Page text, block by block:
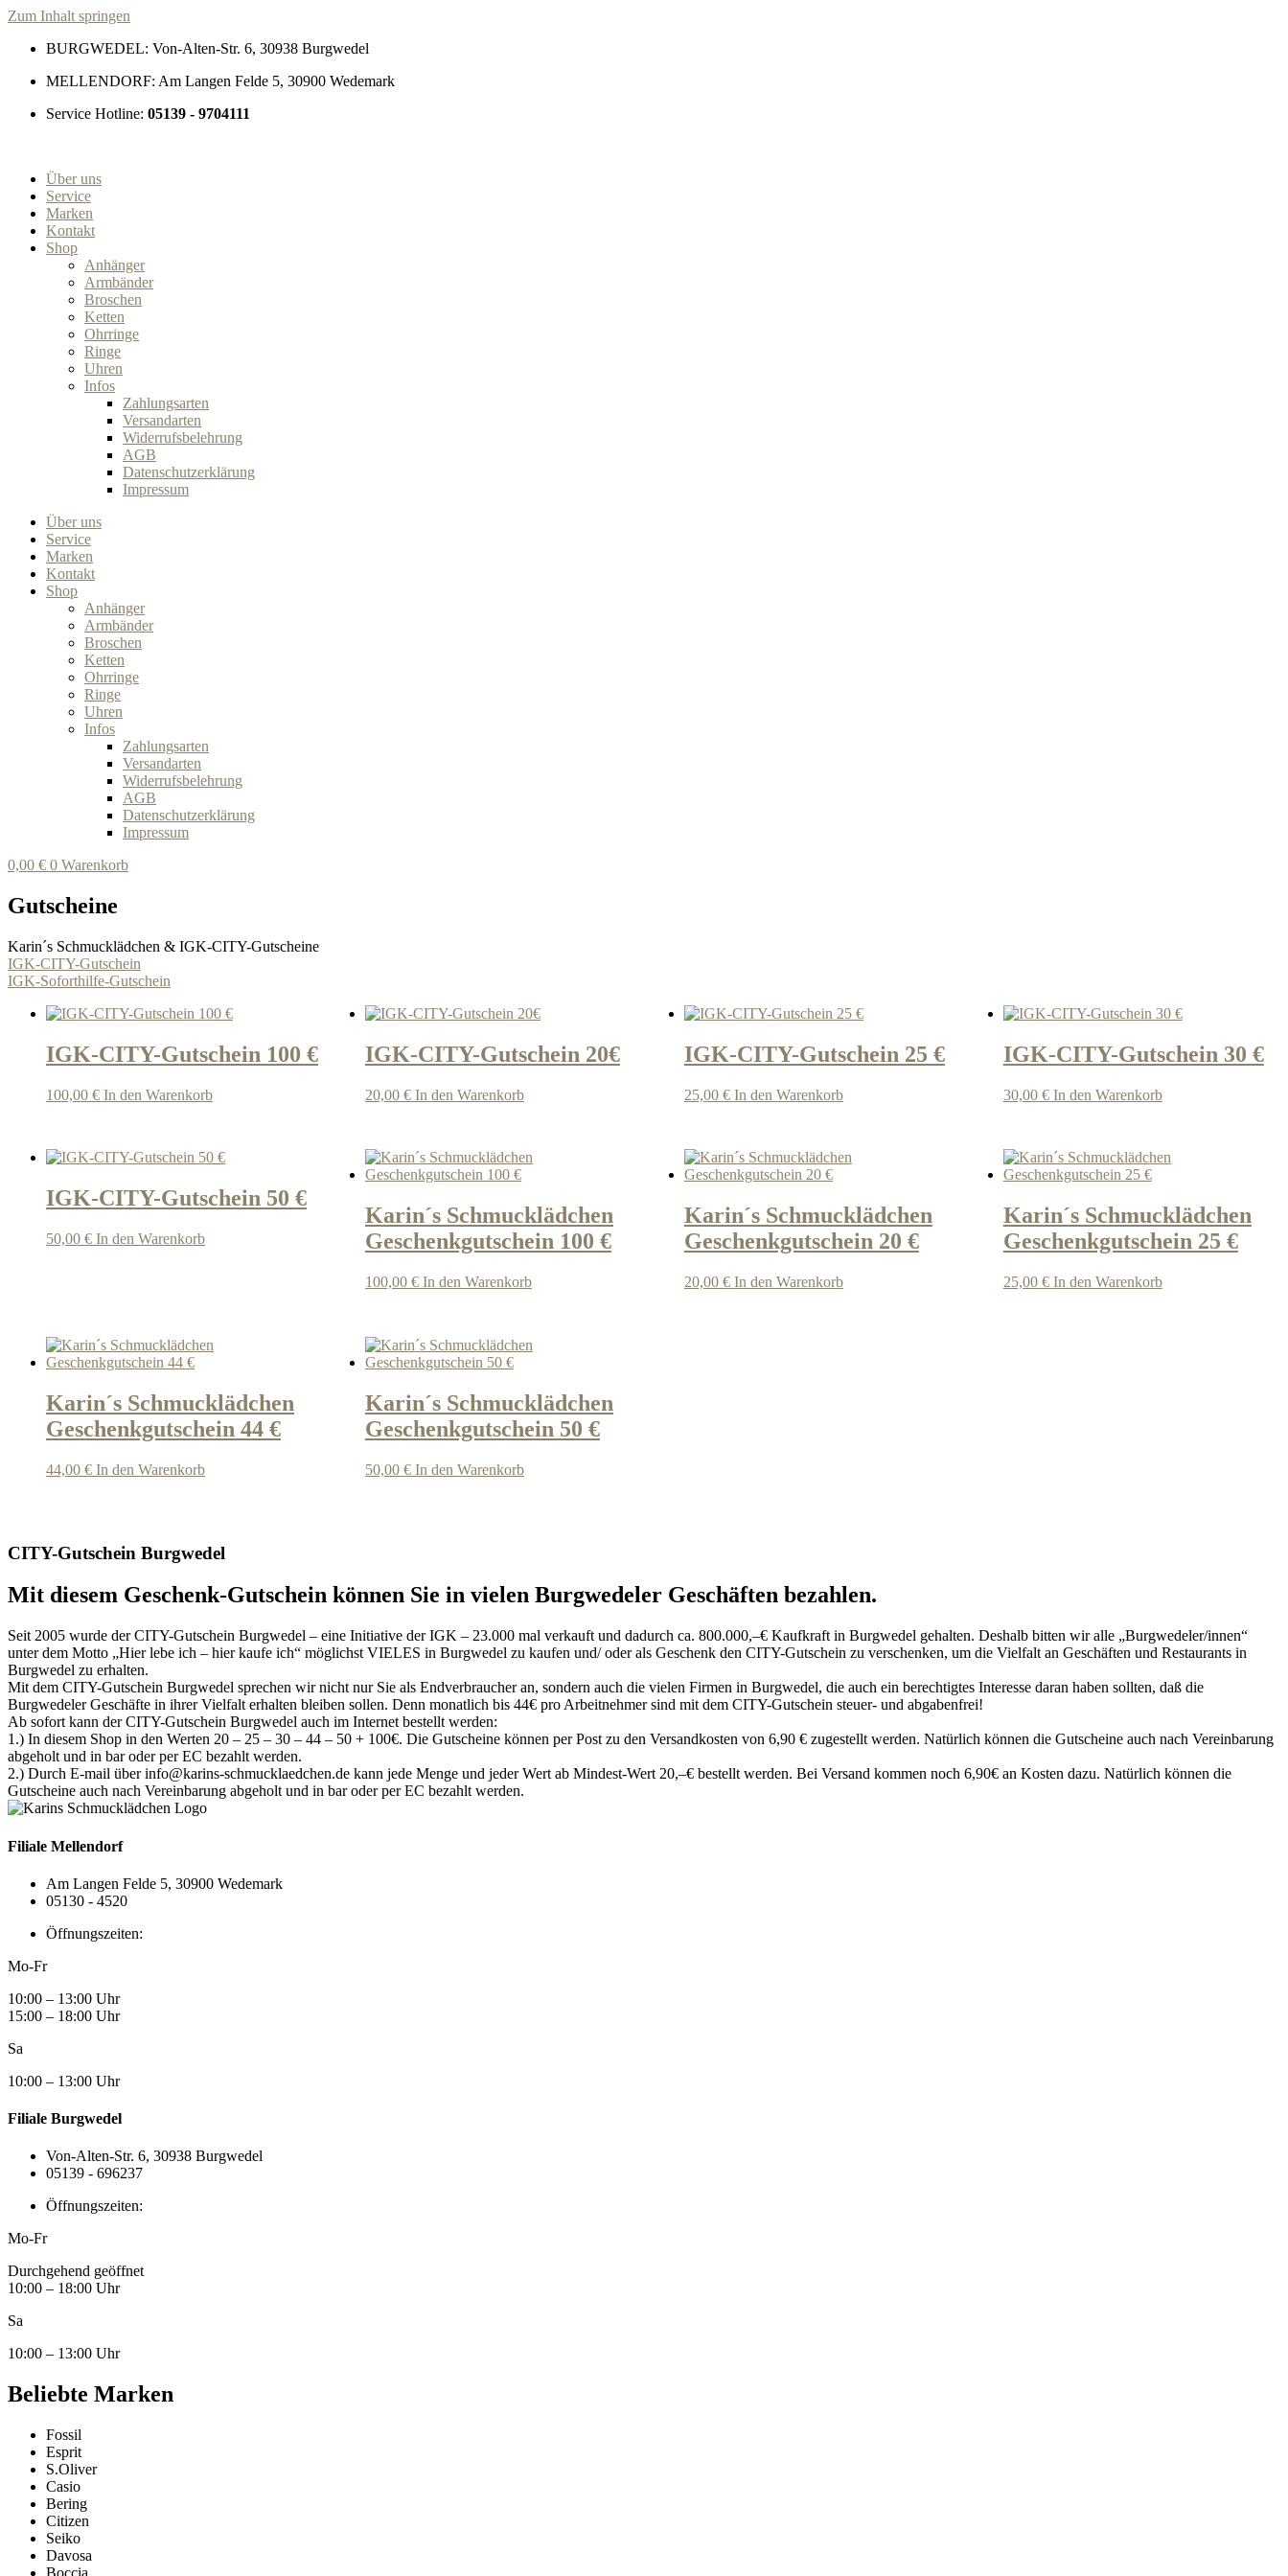
Zum Inhalt springen
BURGWEDEL: Von-Alten-Str. 6, 30938 Burgwedel
MELLENDORF: Am Langen Felde 5, 30900 Wedemark
Service Hotline: 05139 - 9704111
Über uns
Service
Marken
Kontakt
Shop
Anhänger
Armbänder
Broschen
Ketten
Ohrringe
Ringe
Uhren
Infos
Zahlungsarten
Versandarten
Widerrufsbelehrung
AGB
Datenschutzerklärung
Impressum
Über uns
Service
Marken
Kontakt
Shop
Anhänger
Armbänder
Broschen
Ketten
Ohrringe
Ringe
Uhren
Infos
Zahlungsarten
Versandarten
Widerrufsbelehrung
AGB
Datenschutzerklärung
Impressum
0,00 € 0 Warenkorb
Gutscheine
Karin´s Schmucklädchen & IGK-CITY-Gutscheine
IGK-CITY-Gutschein
IGK-Soforthilfe-Gutschein
IGK-CITY-Gutschein 100 €
100,00 € In den Warenkorb
IGK-CITY-Gutschein 20€
20,00 € In den Warenkorb
IGK-CITY-Gutschein 25 €
25,00 € In den Warenkorb
IGK-CITY-Gutschein 30 €
30,00 € In den Warenkorb
IGK-CITY-Gutschein 50 €
50,00 € In den Warenkorb
Karin´s Schmucklädchen
Geschenkgutschein 100 €
100,00 € In den Warenkorb
Karin´s Schmucklädchen
Geschenkgutschein 20 €
20,00 € In den Warenkorb
Karin´s Schmucklädchen
Geschenkgutschein 25 €
25,00 € In den Warenkorb
Karin´s Schmucklädchen
Geschenkgutschein 44 €
44,00 € In den Warenkorb
Karin´s Schmucklädchen
Geschenkgutschein 50 €
50,00 € In den Warenkorb
CITY-Gutschein Burgwedel
Mit diesem Geschenk-Gutschein können Sie in vielen Burgwedeler Geschäften bezahlen.
Seit 2005 wurde der CITY-Gutschein Burgwedel – eine Initiative der IGK – 23.000 mal verkauft und dadurch ca. 800.000,–€ Kaufkraft in Burgwedel gehalten. Deshalb bitten wir alle „Burgwedeler/innen“
unter dem Motto „Hier lebe ich – hier kaufe ich“ möglichst VIELES in Burgwedel zu kaufen und/ oder als Geschenk den CITY-Gutschein zu verschenken, um die Vielfalt an Geschäften und Restaurants in
Burgwedel zu erhalten.
Mit dem CITY-Gutschein Burgwedel sprechen wir nicht nur Sie als Endverbraucher an, sondern auch die vielen Firmen in Burgwedel, die auch ein berechtigtes Interesse daran haben sollten, daß die
Burgwedeler Geschäfte in ihrer Vielfalt erhalten bleiben sollen. Denn monatlich bis 44€ pro Arbeitnehmer sind mit dem CITY-Gutschein steuer- und abgabenfrei!
Ab sofort kann der CITY-Gutschein Burgwedel auch im Internet bestellt werden:
1.) In diesem Shop in den Werten 20 – 25 – 30 – 44 – 50 + 100€. Die Gutscheine können per Post zu den Versandkosten von 6,90 € zugestellt werden. Natürlich können die Gutscheine auch nach Vereinbarung
abgeholt und in bar oder per EC bezahlt werden.
2.) Durch E-mail über info@karins-schmucklaedchen.de kann jede Menge und jeder Wert ab Mindest-Wert 20,–€ bestellt werden. Bei Versand kommen noch 6,90€ an Kosten dazu. Natürlich können die
Gutscheine auch nach Vereinbarung abgeholt und in bar oder per EC bezahlt werden.
Filiale Mellendorf
Am Langen Felde 5, 30900 Wedemark
05130 - 4520
Öffnungszeiten:
Mo-Fr
10:00 – 13:00 Uhr
15:00 – 18:00 Uhr
Sa
10:00 – 13:00 Uhr
Filiale Burgwedel
Von-Alten-Str. 6, 30938 Burgwedel
05139 - 696237
Öffnungszeiten:
Mo-Fr
Durchgehend geöffnet
10:00 – 18:00 Uhr
Sa
10:00 – 13:00 Uhr
Beliebte Marken
Fossil
Esprit
S.Oliver
Casio
Bering
Citizen
Seiko
Davosa